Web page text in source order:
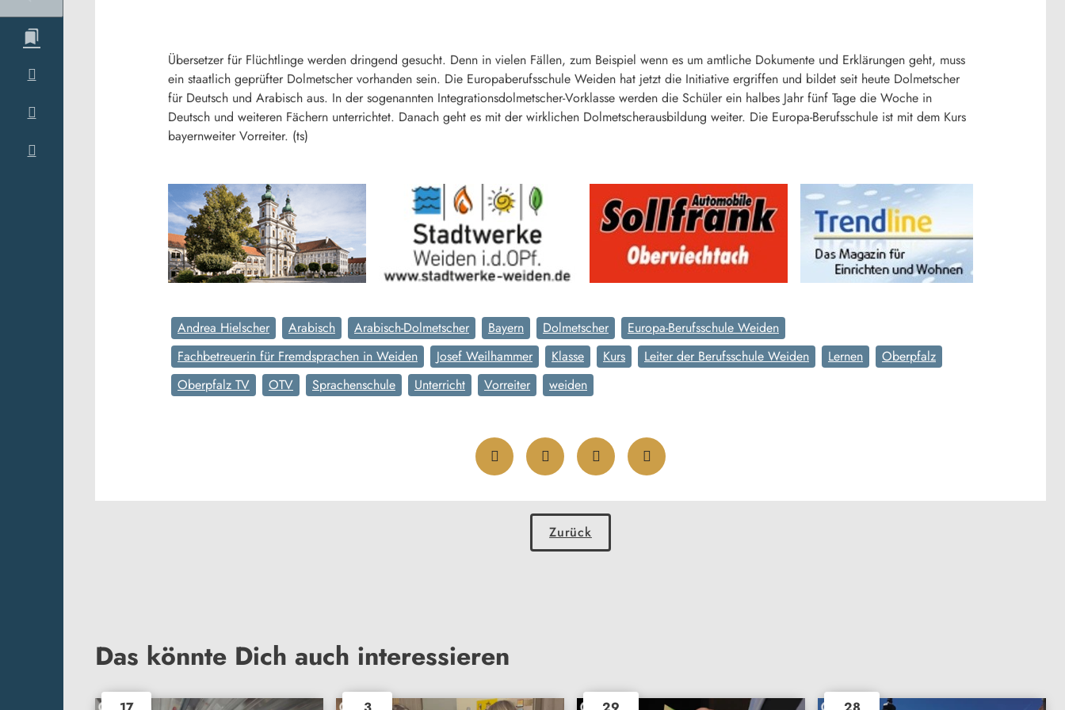
Übersetzer für Flüchtlinge werden dringend gesucht. Denn in vielen Fällen, zum Beispiel wenn es um amtliche Dokumente und Erklärungen geht, muss
ein staatlich geprüfter Dolmetscher vorhanden sein. Die Europaberufsschule Weiden hat jetzt die Initiative ergriffen und bildet seit heute Dolmetscher
für Deutsch und Arabisch aus. In der sogenannten Integrationsdolmetscher-Vorklasse werden die Schüler ein halbes Jahr fünf Tage die Woche in
Deutsch und weiteren Fächern unterrichtet. Danach geht es mit der wirklichen Dolmetscherausbildung weiter. Die Europa-Berufsschule ist mit dem Kurs
bayernweiter Vorreiter. (ts)
Andrea Hielscher Arabisch Arabisch-Dolmetscher Bayern Dolmetscher
Europa-Berufsschule Weiden
Fachbetreuerin für Fremdsprachen in Weiden
Josef Weilhammer Klasse Kurs Leiter der Berufsschule Weiden Lernen
Oberpfalz
Oberpfalz TV
OTV Sprachenschule Unterricht Vorreiter weiden
Zurück
Das könnte Dich auch interessieren